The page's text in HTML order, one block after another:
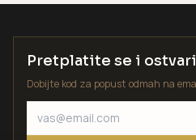
Pretplatite se i
Dobijte kod za popust odmah na